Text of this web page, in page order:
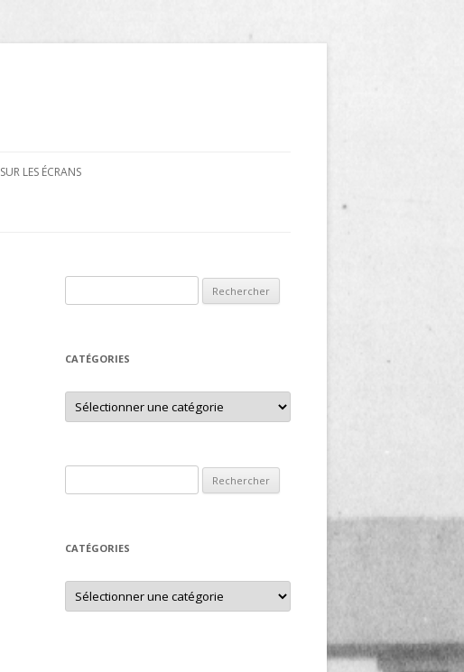
LES ÉCRANS
CATÉGORIES
Catégories
CATÉGORIES
Catégories